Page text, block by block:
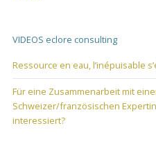
VIDEOS eclore consulting
Ressource en eau, l’inépuisable
Für eine Zusammenarbeit mit
Schweizer/französischen
interessiert?